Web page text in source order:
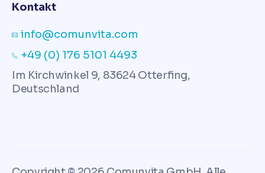
Kontakt
info@comunvita.com
+49 (0) 176 5101 4493
Im Kirchwinkel 9, 83624 Otterfing,
Deutschland